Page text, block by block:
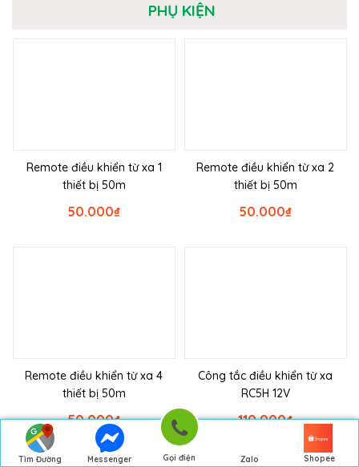
Tìm Đường
Messenger Gọi điện Zalo Shopee
PHỤ KIỆN
Remote điều khiển từ xa 1
thiết bị 50m
₫
50.000
Remote điều khiển từ xa 2
thiết bị 50m
₫
50.000
Remote điều khiển từ xa 4
thiết bị 50m
₫
50.000
Công tắc điều khiển từ xa
RC5H 12V
₫
110.000